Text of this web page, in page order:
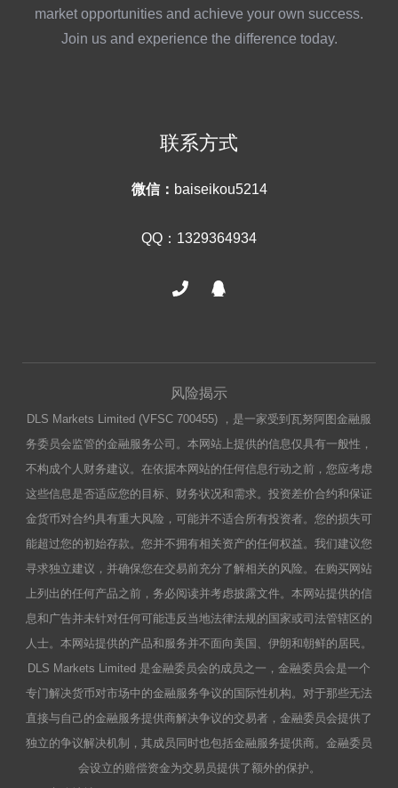
market opportunities and achieve your own success.
Join us and experience the difference today.
联系方式
微信： baiseikou5214
QQ：1329364934
风险揭示
DLS Markets Limited (VFSC 700455) ，是一家受到瓦努阿图金融服
务委员会监管的金融服务公司。本网站上提供的信息仅具有一般性，
不构成个人财务建议。在依据本网站的任何信息行动之前，您应考虑
这些信息是否适应您的目标、财务状况和需求。投资差价合约和保证
金货币对合约具有重大风险，可能并不适合所有投资者。您的损失可
能超过您的初始存款。您并不拥有相关资产的任何权益。我们建议您
寻求独立建议，并确保您在交易前充分了解相关的风险。在购买网站
上列出的任何产品之前，务必阅读并考虑披露文件。本网站提供的信
息和广告并未针对任何可能违反当地法律法规的国家或司法管辖区的
人士。本网站提供的产品和服务并不面向美国、伊朗和朝鲜的居民。
DLS Markets Limited 是金融委员会的成员之一，金融委员会是一个
专门解决货币对市场中的金融服务争议的国际性机构。对于那些无法
直接与自己的金融服务提供商解决争议的交易者，金融委员会提供了
独立的争议解决机制，其成员同时也包括金融服务提供商。金融委员
会设立的赔偿资金为交易员提供了额外的保护。